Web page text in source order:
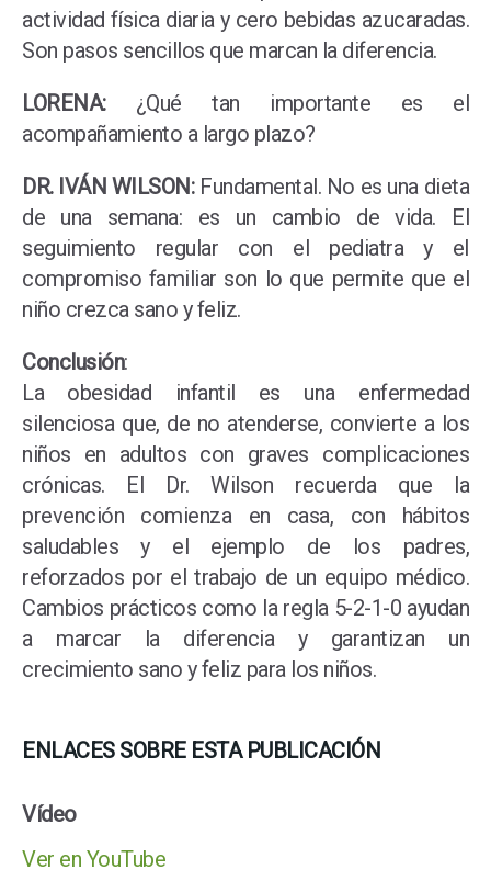
actividad física diaria y cero bebidas azucaradas.
Son pasos sencillos que marcan la diferencia.
LORENA:¿Qué tan importante es el
acompañamiento a largo plazo?
DR. IVÁN WILSON:Fundamental. No es una dieta
de una semana: es un cambio de vida. El
seguimiento regular con el pediatra y el
compromiso familiar son lo que permite que el
niño crezca sano y feliz.
Conclusión:
La obesidad infantil es una enfermedad
silenciosa que, de no atenderse, convierte a los
niños en adultos con graves complicaciones
crónicas. El Dr. Wilson recuerda que la
prevención comienza en casa, con hábitos
saludables y el ejemplo de los padres,
reforzados por el trabajo de un equipo médico.
Cambios prácticos como la regla 5-2-1-0 ayudan
a marcar la diferencia y garantizan un
crecimiento sano y feliz para los niños.
ENLACES SOBRE ESTA PUBLICACIÓN
Vídeo
Ver en YouTube